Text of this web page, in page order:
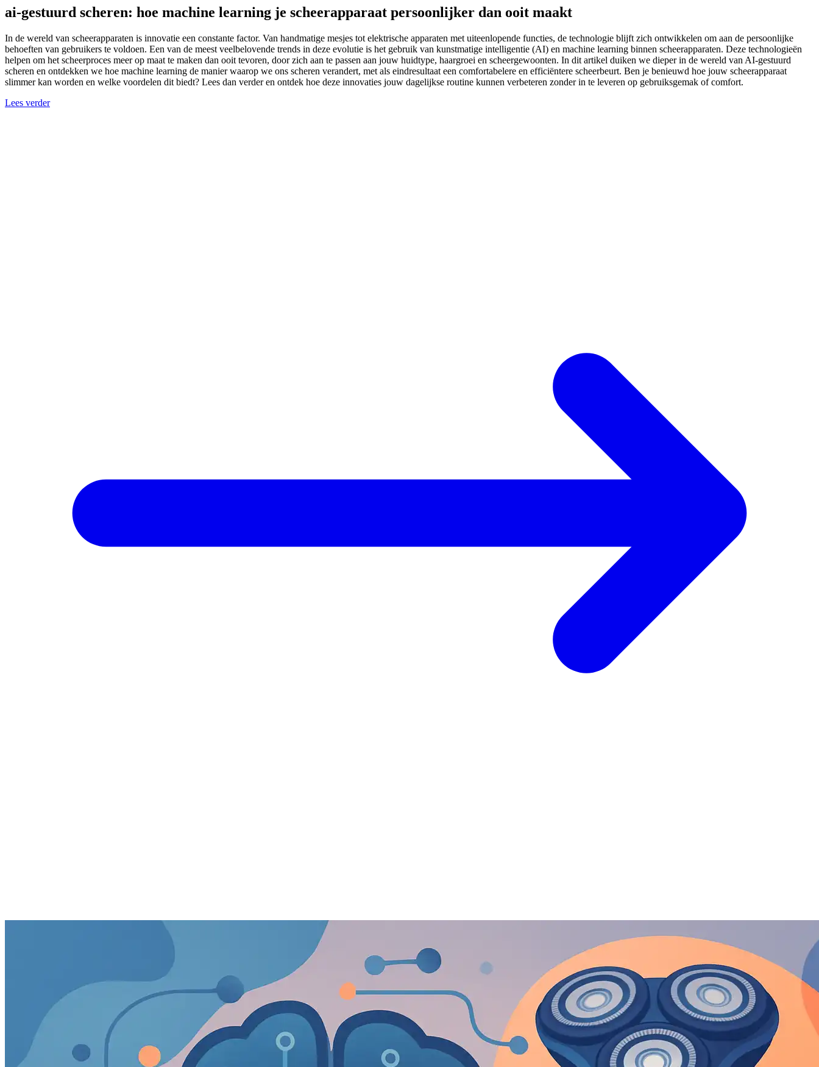
ai-gestuurd scheren: hoe machine learning je scheerapparaat persoonlijker dan ooit maakt
In de wereld van scheerapparaten is innovatie een constante factor. Van handmatige mesjes tot elektrische apparaten met uiteenlopende functies, de technologie blijft zich ontwikkelen om aan de persoonlijke
behoeften van gebruikers te voldoen. Een van de meest veelbelovende trends in deze evolutie is het gebruik van kunstmatige intelligentie (AI) en machine learning binnen scheerapparaten. Deze technologieën
helpen om het scheerproces meer op maat te maken dan ooit tevoren, door zich aan te passen aan jouw huidtype, haargroei en scheergewoonten. In dit artikel duiken we dieper in de wereld van AI-gestuurd
scheren en ontdekken we hoe machine learning de manier waarop we ons scheren verandert, met als eindresultaat een comfortabelere en efficiëntere scheerbeurt. Ben je benieuwd hoe jouw scheerapparaat
slimmer kan worden en welke voordelen dit biedt? Lees dan verder en ontdek hoe deze innovaties jouw dagelijkse routine kunnen verbeteren zonder in te leveren op gebruiksgemak of comfort.
Lees verder